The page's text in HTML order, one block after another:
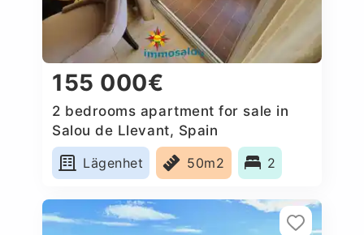
155 000€
2 bedrooms apartment for sale in
Salou de Llevant, Spain
Lägenhet
50m2 2